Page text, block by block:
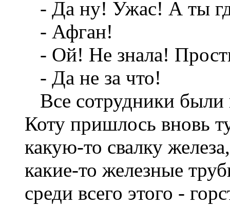
- Да ну! Ужас! А ты
- Афган!
- Ой! Не знала!
- Да не за что!
Все сотрудники
Коту пришлось вновь
какую-то свалку
какие-то железные
среди всего этого -